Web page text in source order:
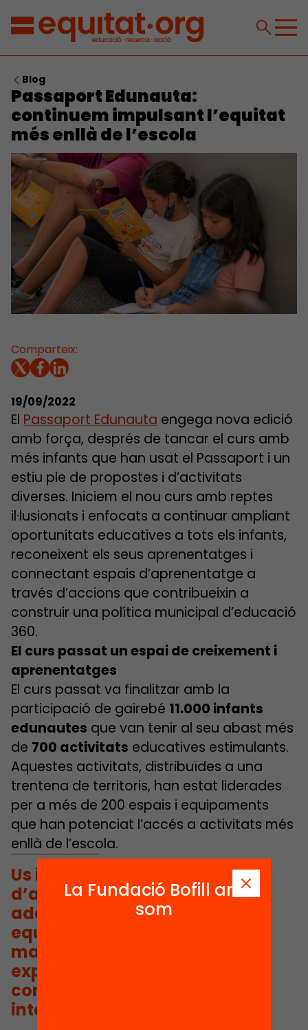
Blog
Passaport Edunauta:
continuem impulsant l’equitat
més enllà de l’escola
Comparteix:
19/09/2022
El Passaport Edunauta engega nova edició
amb força, després de tancar el curs amb
més infants que han usat el Passaport i un
estiu ple de propostes i d’activitats
diverses. Iniciem el nou curs amb reptes
il·lusionats i enfocats a continuar ampliant
oportunitats educatives a tots els infants,
reconeixent els seus aprenentatges i
connectant espais d’aprenentatge a
través d’accions que contribueixin a
construir una política municipal d’educació
360.
El curs passat un espai de creixement i
aprenentatges
El curs passat va finalitzar amb la
participació de gairebé 11.000 infants
edunautes que van tenir al seu abast més
de 700 activitats educatives estimulants.
Aquestes activitats, distribuïdes a una
trentena de territoris, han estat liderades
per a més de 200 espais i equipaments
que han potenciat l’accés a activitats més
enllà de l’escola.
Us imagineu la gran quantitat
d’aprenentatges que podrien
adquirir els infants si tots els
equipaments i recursos d’un
mateix territori oferissim
experiències significatives i
connectades amb els seus
interessos?
La Fundació Bofill ara
som